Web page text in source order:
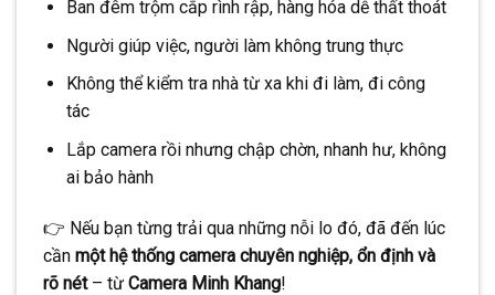
Ban đêm trộm cắp rình rập, hàng hóa dễ thất thoát
Người giúp việc, người làm không trung thực
Không thể kiểm tra nhà từ xa khi đi làm, đi công
tác
Lắp camera rồi nhưng chập chờn, nhanh hư, không
ai bảo hành
👉 Nếu bạn từng trải qua những nỗi lo đó, đã đến lúc
cần một hệ thống camera chuyên nghiệp, ổn định và
rõ nét– từ Camera Minh Khang!